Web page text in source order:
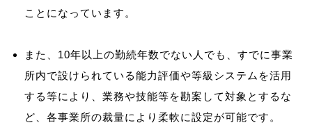
ことになっています。
また、10年以上の勤続年数でない人でも、すでに事業
所内で設けられている能力評価や等級システムを活用
する等により、業務や技能等を勘案して対象とするな
ど、各事業所の裁量により柔軟に設定が可能です。